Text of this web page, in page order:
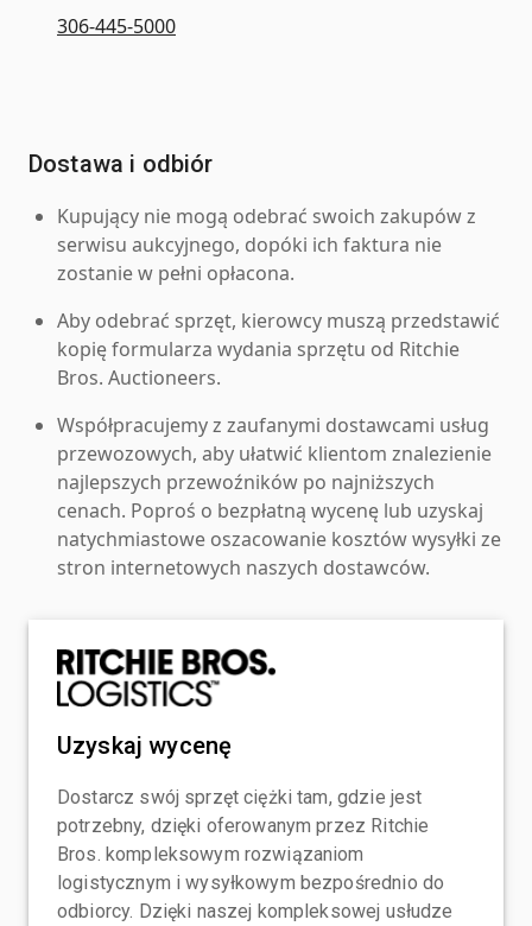
306-445-5000
Dostawa i odbiór
Kupujący nie mogą odebrać swoich zakupów z
serwisu aukcyjnego, dopóki ich faktura nie
zostanie w pełni opłacona.
Aby odebrać sprzęt, kierowcy muszą przedstawić
kopię formularza wydania sprzętu od Ritchie
Bros. Auctioneers.
Współpracujemy z zaufanymi dostawcami usług
przewozowych, aby ułatwić klientom znalezienie
najlepszych przewoźników po najniższych
cenach. Poproś o bezpłatną wycenę lub uzyskaj
natychmiastowe oszacowanie kosztów wysyłki ze
stron internetowych naszych dostawców.
Uzyskaj wycenę
Dostarcz swój sprzęt ciężki tam, gdzie jest
potrzebny, dzięki oferowanym przez Ritchie
Bros. kompleksowym rozwiązaniom
logistycznym i wysyłkowym bezpośrednio do
odbiorcy. Dzięki naszej kompleksowej usłudze